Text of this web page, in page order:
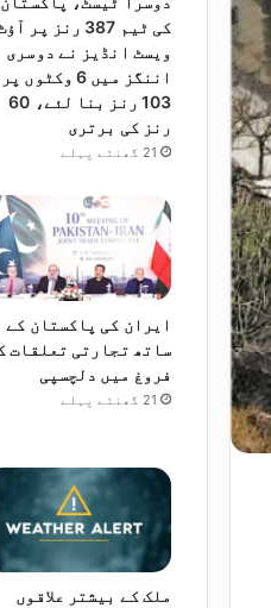
کی ٹیم 387 رنز پر
ویسٹ انڈیز نے دوسری
اننگز میں 6 وکٹوں پر
103 رنز بنا لئے، 60
رنز کی برتری
21 گھنٹے پہلے
ایران کی پاکستان کے
ساتھ تجارتی تعلقات
فروغ میں دلچسپی
21 گھنٹے پہلے
ملک کے بیشتر علاقوں